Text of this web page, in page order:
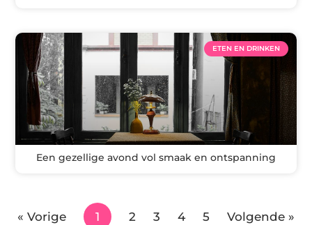
ETEN EN DRINKEN
Een gezellige avond vol smaak en ontspanning
« Vorige 1 2 3 4 5 Volgende »